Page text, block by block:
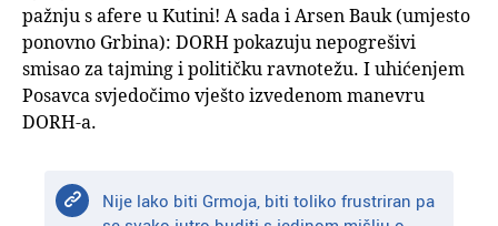
pažnju s afere u Kutini! A sada i Arsen Bauk (umjesto
ponovno Grbina): DORH pokazuju nepogrešivi
smisao za tajming i političku ravnotežu. I uhićenjem
Posavca svjedočimo vješto izvedenom manevru
DORH-a.
Nije lako biti Grmoja, biti toliko frustriran pa